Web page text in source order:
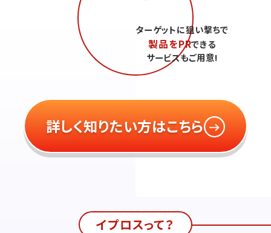
ターゲットに狙い撃ちで
製品をPRできる
サービスもご用意!
詳しく知りたい方はこちら
イプロスって？